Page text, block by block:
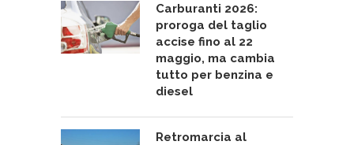
Carburanti 2026:
proroga del taglio
accise fino al 22
maggio, ma cambia
tutto per benzina e
diesel
Retromarcia al